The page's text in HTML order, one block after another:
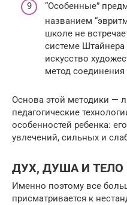
“Особенные”
названием
школе не
системе
искусство
метод
Основа этой методики —
педагогические
особенностей ребенка:
увлечений, сильных и
ДУХ, ДУША И ТЕЛО
Именно поэтому все
присматривается к